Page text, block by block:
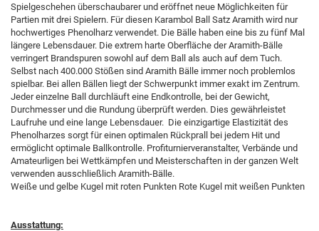
Spielgeschehen überschaubarer und eröffnet neue Möglichkeiten für
Partien mit drei Spielern. Für diesen Karambol Ball Satz Aramith wird nur
hochwertiges Phenolharz verwendet. Die Bälle haben eine bis zu fünf Mal
längere Lebensdauer. Die extrem harte Oberfläche der Aramith-Bälle
verringert Brandspuren sowohl auf dem Ball als auch auf dem Tuch.
Selbst nach 400.000 Stößen sind Aramith Bälle immer noch problemlos
spielbar. Bei allen Bällen liegt der Schwerpunkt immer exakt im Zentrum.
Jeder einzelne Ball durchläuft eine Endkontrolle, bei der Gewicht,
Durchmesser und die Rundung überprüft werden. Dies gewährleistet
Laufruhe und eine lange Lebensdauer. Die einzigartige Elastizität des
Phenolharzes sorgt für einen optimalen Rückprall bei jedem Hit und
ermöglicht optimale Ballkontrolle. Profiturnierveranstalter, Verbände und
Amateurligen bei Wettkämpfen und Meisterschaften in der ganzen Welt
verwenden ausschließlich Aramith-Bälle.
Weiße und gelbe Kugel mit roten Punkten Rote Kugel mit weißen Punkten
Ausstattung: